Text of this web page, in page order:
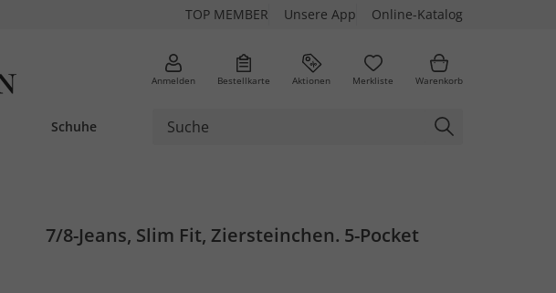
TOP MEMBER Unsere App Online-Katalog
Anmelden Bestellkarte Aktionen Merkliste Warenkorb
Schuhe
7/8-Jeans, Slim Fit, Ziersteinchen. 5-Pocket